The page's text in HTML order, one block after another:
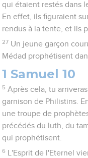
qui étaient restés dans
En effet, ils figuraient
rendus à la tente, et ils
27 Un jeune garçon
Médad prophétisent
1 Samuel 10
5 Après cela, tu
garnison de Philistins.
une troupe de
précédés du luth, du
qui prophétisent.
6
L'Esprit de l'Eternel